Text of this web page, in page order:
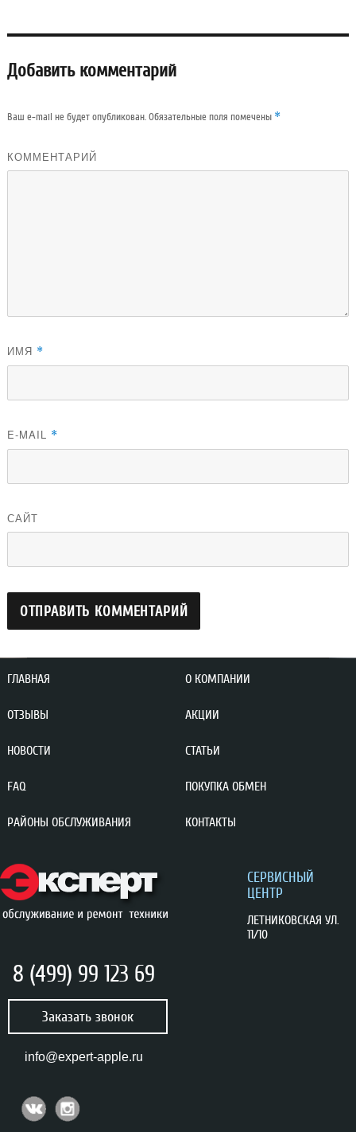
Добавить комментарий
Ваш e-mail не будет опубликован. Обязательные поля помечены *
КОММЕНТАРИЙ
ИМЯ *
E-MAIL *
САЙТ
ГЛАВНАЯ О КОМПАНИИ
ОТЗЫВЫ АКЦИИ
НОВОСТИ СТАТЬИ
FAQ ПОКУПКА ОБМЕН
РАЙОНЫ ОБСЛУЖИВАНИЯ КОНТАКТЫ
8 (499) 99 123 69
Заказать звонок
info@expert-apple.ru
CЕРВИСНЫЙ
ЦЕНТР
ЛЕТНИКОВСКАЯ УЛ.
11/10